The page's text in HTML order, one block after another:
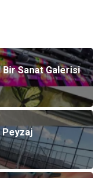
Bir Sanat Galerisi
Peyzaj